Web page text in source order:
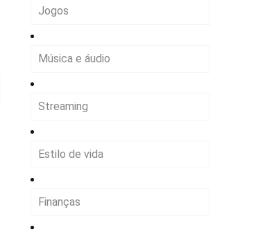
Jogos
Música e áudio
Streaming
Estilo de vida
Finanças